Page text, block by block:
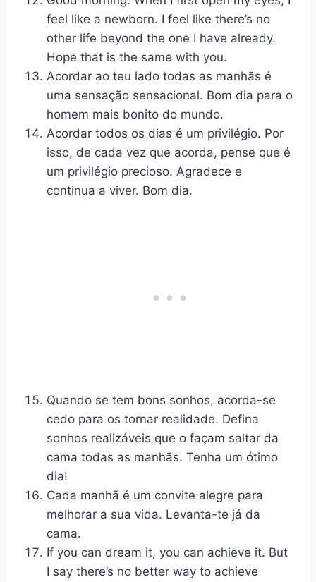
feel like a newborn. I feel like there’s no
other life beyond the one I have already.
Hope that is the same with you.
Acordar ao teu lado todas as manhãs é
uma sensação sensacional. Bom dia para o
homem mais bonito do mundo.
Acordar todos os dias é um privilégio. Por
isso, de cada vez que acorda, pense que é
um privilégio precioso. Agradece e
continua a viver. Bom dia.
Quando se tem bons sonhos, acorda-se
cedo para os tornar realidade. Defina
sonhos realizáveis que o façam saltar da
cama todas as manhãs. Tenha um ótimo
dia!
Cada manhã é um convite alegre para
melhorar a sua vida. Levanta-te já da
cama.
If you can dream it, you can achieve it. But
I say there’s no better way to achieve